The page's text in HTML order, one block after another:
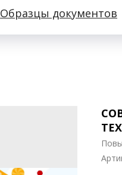
Образцы документов